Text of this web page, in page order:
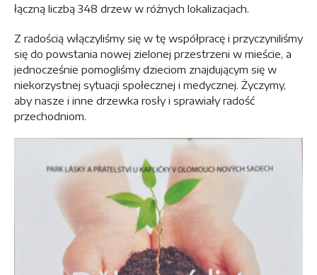
łączną liczbą 348 drzew w różnych lokalizacjach.
Z radością włączyliśmy się w tę współpracę i przyczyniliśmy
się do powstania nowej zielonej przestrzeni w mieście, a
jednocześnie pomogliśmy dzieciom znajdującym się w
niekorzystnej sytuacji społecznej i medycznej. Życzymy,
aby nasze i inne drzewka rosły i sprawiały radość
przechodniom.